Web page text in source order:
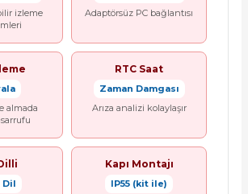
izleme
Adaptörsüz PC bağlantısı
almada
RTC Saat
Zaman Damgası
Arıza analizi kolaylaşır
Dil
Kapı Montajı
IP55 (kit ile)